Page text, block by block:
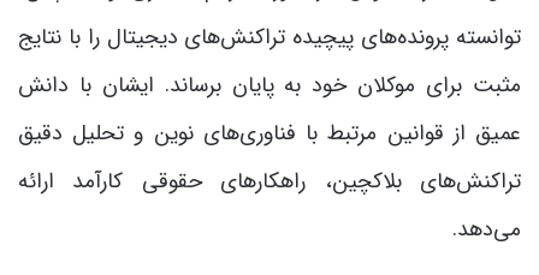
توانسته پرونده‌های پیچیده تراکنش‌های دیجیتال را با نتایج
مثبت برای موکلان خود به پایان برساند. ایشان با دانش
عمیق از قوانین مرتبط با فناوری‌های نوین و تحلیل دقیق
تراکنش‌های بلاکچین، راهکارهای حقوقی کارآمد ارائه
می‌دهد.